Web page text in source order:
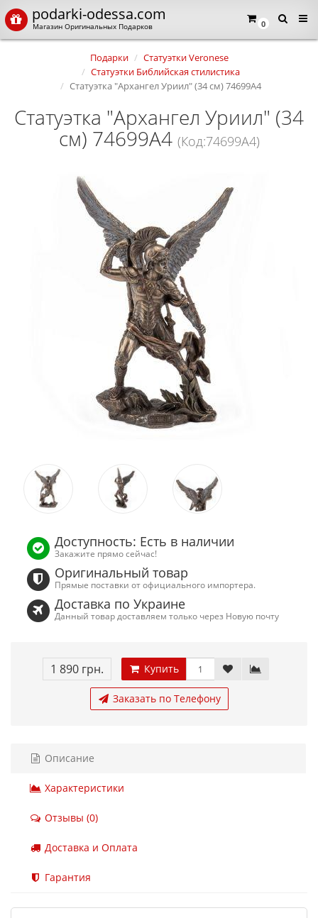
0
podarki-odessa.com
Магазин Оригинальных Подарков
Подарки
Статуэтки Veronese
Статуэтки Библийская стилистика
Статуэтка "Архангел Уриил" (34 см) 74699A4
Статуэтка "Архангел Уриил" (34
см) 74699A4 (Код:74699A4)
Доступность: Есть в наличии
Закажите прямо сейчас!
Оригинальный товар
Прямые поставки от официального импортера.
Доставка по Украине
Данный товар доставляем только через Новую почту
1 890 грн. Купить
Заказать по Телефону
Описание
Характеристики
Отзывы (0)
Доставка и Оплата
Гарантия